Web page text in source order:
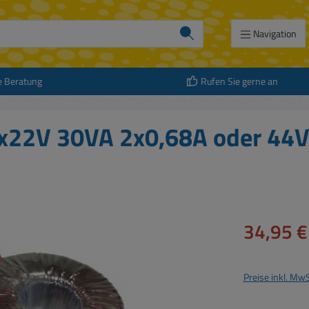
Navigation
Beratung Rufen Sie gerne an
30VA 2x0,68A oder
Verkaufspreis:
34,95 €
Preise inkl.